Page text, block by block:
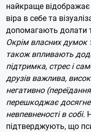
найкраще
віра в себе та
допомагають долати
Окрім власних думок
також впливають
підтримка, стрес і
друзів важлива,
негативно
перешкоджає
невпевненості в собі.
підтверджують, що